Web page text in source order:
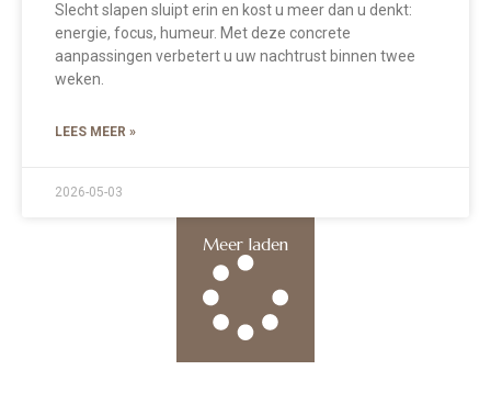
Slecht slapen sluipt erin en kost u meer dan u denkt:
energie, focus, humeur. Met deze concrete
aanpassingen verbetert u uw nachtrust binnen twee
weken.
LEES MEER »
2026-05-03
Meer laden